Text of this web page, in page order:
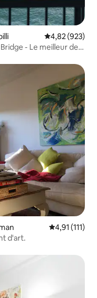
Évaluation
4,82 (923)
- Le meilleur de
Évaluation
4,91 (111)
d'art.